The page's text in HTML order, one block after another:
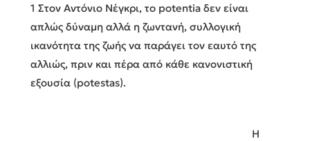
1 Στον Aντόνιο Νέγκρι, το potentia δεν είναι
απλώς δύναμη αλλά η ζωντανή, συλλογική
ικανότητα της ζωής να παράγει τον εαυτό της
αλλιώς, πριν και πέρα από κάθε κανονιστική
εξουσία (potestas).
Η